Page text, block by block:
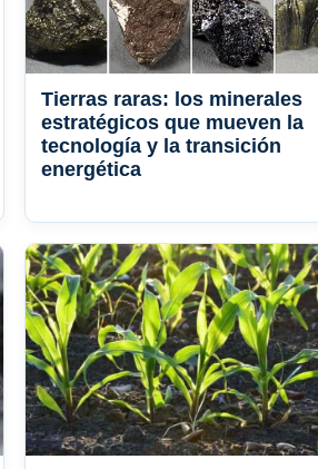
Tierras raras: los minerales
estratégicos que mueven la
tecnología y la transición
energética